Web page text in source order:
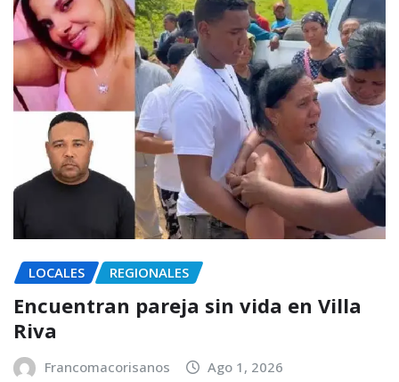
LOCALES REGIONALES
Encuentran pareja sin vida en Villa
Riva
Francomacorisanos Ago 1, 2026